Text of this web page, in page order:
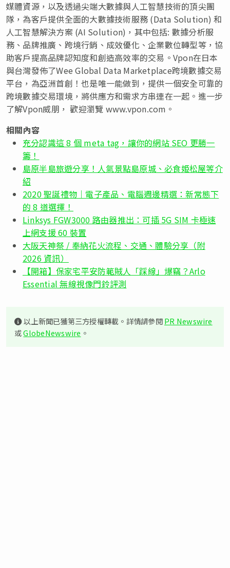
媒體資源，以及透過尖端大數據與人工智慧技術的頂尖團
隊，為客戶提供全面的大數據技術服務 (Data Solution) 和
人工智慧解決方案 (AI Solution)，其中包括: 數據分析服
務、品牌推廣、跨境行銷、成效優化、企業數位轉型等，協
助客戶提高品牌認知度和創造高效率的交易。Vpon在日本
與台灣發佈了Wee Global Data Marketplace跨境數據交易
平台，為亞洲首創！也是唯一能做到，提供一個安全可靠的
跨境數據交易環境，將供應方和需求方串連在一起。進一步
了解Vpon威朋， 歡迎瀏覽 www.vpon.com。
相關內容
充分認識這 8 個 meta tag，讓你的網站 SEO 更勝一
籌！
島原半島旅遊分享！人氣景點島原城、必食姫松屋等介
紹
2020 聖誕禮物｜電子產品、電腦週邊精選：新常態下
的 8 道選擇！
Linksys FGW3000 路由器推出：可插 5G SIM 卡極速
上網支援 60 裝置
大阪天神祭 / 奉納花火流程、交通、體驗分享（附
2026 資訊）
【開箱】保家宅平安防範賊人「踩線」爆竊？Arlo
Essential 無線視像門鈴評測
以上新聞已獲第三方授權轉載。詳情請參閱PR Newswire
或GlobeNewswire 。